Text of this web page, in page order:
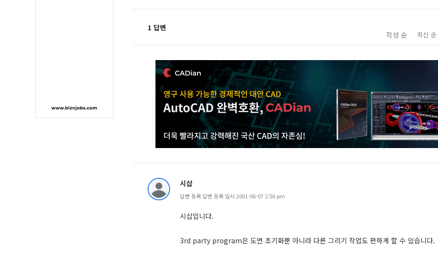
1 답변
작성 순 최신 순
시삽
답변 등록 답변 등록 일시 2001-06-07 2:56 pm
시삽입니다.
3rd party program은 도면 초기화뿐 아니라 다른 그리기 작업도 편하게 할 수 있습니다.